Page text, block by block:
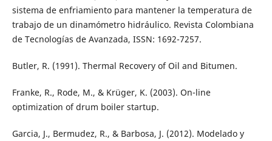
sistema de enfriamiento para mantener la temperatura de
trabajo de un dinamómetro hidráulico. Revista Colombiana
de Tecnologías de Avanzada, ISSN: 1692-7257.
Butler, R. (1991). Thermal Recovery of Oil and Bitumen.
Franke, R., Rode, M., & Krüger, K. (2003). On-line
optimization of drum boiler startup.
Garcia, J., Bermudez, R., & Barbosa, J. (2012). Modelado y